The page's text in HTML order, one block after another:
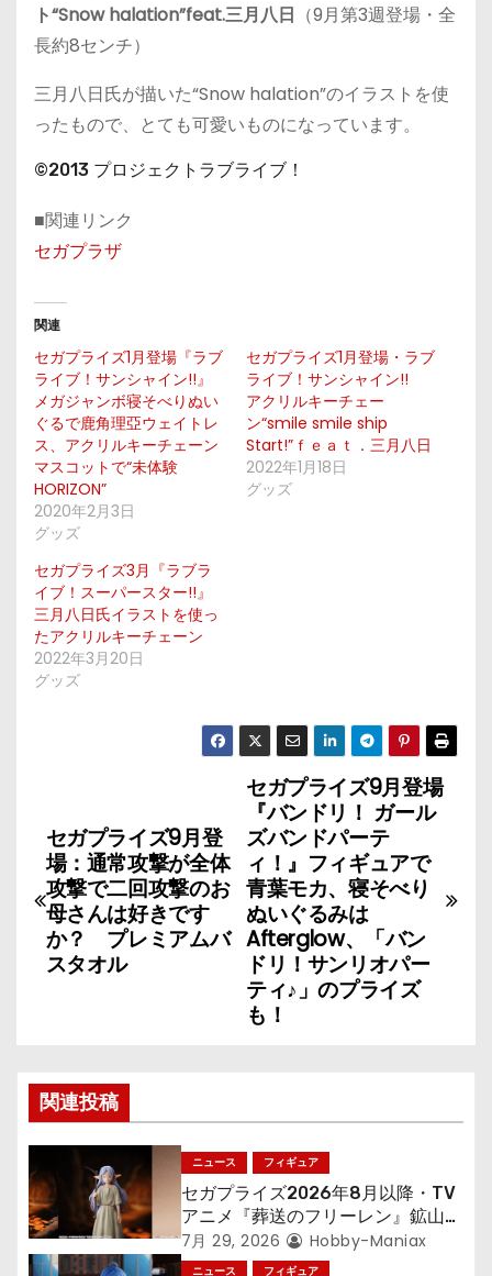
ト“Snow halation”feat.三月八日 （9月第3週登場・全
長約8センチ）
三月八日氏が描いた“Snow halation”のイラストを使
ったもので、とても可愛いものになっています。
©2013 プロジェクトラブライブ！
■関連リンク
セガプラザ
関連
セガプライズ1月登場『ラブ
ライブ！サンシャイン!!』
メガジャンボ寝そべりぬい
ぐるで鹿角理亞ウェイトレ
ス、アクリルキーチェーン
マスコットで“未体験
HORIZON”
2020年2月3日
グッズ
セガプライズ1月登場・ラブ
ライブ！サンシャイン!!
アクリルキーチェー
ン“smile smile ship
Start!”ｆｅａｔ．三月八日
2022年1月18日
グッズ
セガプライズ3月『ラブラ
イブ！スーパースター!!』
三月八日氏イラストを使っ
たアクリルキーチェーン
2022年3月20日
グッズ
稿
ナ
ビ
ゲ
シ
ョ
ン
セガプライズ9月登場
『バンドリ！ ガール
ズバンドパーテ
ィ！』フィギュアで
青葉モカ、寝そべり
ぬいぐるみは
Afterglow、「バン
ドリ！サンリオパー
ティ♪」のプライズ
も！
セガプライズ9月登
場：通常攻撃が全体
攻撃で二回攻撃のお
母さんは好きです
か？ プレミアムバ
スタオル
関連投稿
ニュース フィギュア
セガプライズ2026年8月以降・TV
アニメ『葬送のフリーレン』鉱山で
300年働くことになっっちゃった
「フリーレン」を立体化！
7月 29, 2026 Hobby-Maniax
ニュース フィギュア